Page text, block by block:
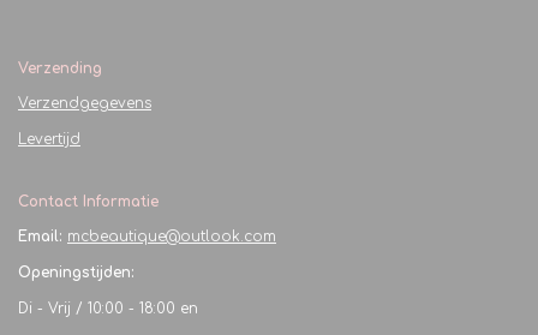
Verzending
Verzendgegevens
Levertijd
Contact Informatie
Email: mcbeautique@outlook.com
Openingstijden:
Di - Vrij / 10:00 - 18:00 en